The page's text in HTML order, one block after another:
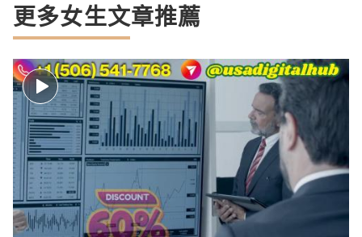
更多女生文章推薦